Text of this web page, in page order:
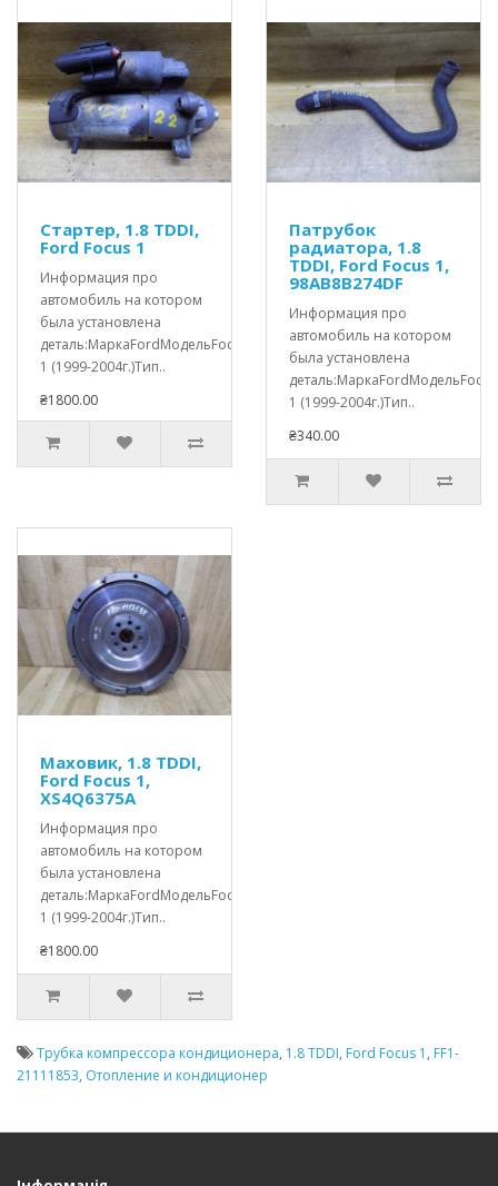
Стартер, 1.8 TDDI,
Ford Focus 1
Информация про
автомобиль на котором
была установлена
деталь:МаркаFordМодельFocus
1 (1999-2004г.)Тип..
₴1800.00
Патрубок
радиатора, 1.8
TDDI, Ford Focus 1,
98AB8B274DF
Информация про
автомобиль на котором
была установлена
деталь:МаркаFordМодельFocus
1 (1999-2004г.)Тип..
₴340.00
Маховик, 1.8 TDDI,
Ford Focus 1,
XS4Q6375A
Информация про
автомобиль на котором
была установлена
деталь:МаркаFordМодельFocus
1 (1999-2004г.)Тип..
₴1800.00
Трубка компрессора кондиционера, 1.8 TDDI, Ford Focus 1 , FF1-
21111853, Отопление и кондиционер